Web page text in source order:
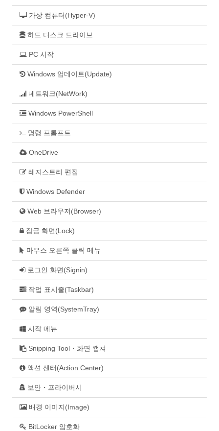
가상 컴퓨터(Hyper-V)
하드 디스크 드라이브
PC 시작
Windows 업데이트(Update)
네트워크(NetWork)
Windows PowerShell
명령 프롬프트
OneDrive
레지스트리 편집
Windows Defender
Web 브라우저(Browser)
잠금 화면(Lock)
마우스 오른쪽 클릭 메뉴
로그인 화면(Signin)
작업 표시줄(Taskbar)
알림 영역(SystemTray)
시작 메뉴
Snipping Tool・화면 캡쳐
액션 센터(Action Center)
보안・프라이버시
배경 이미지(Image)
BitLocker 암호화